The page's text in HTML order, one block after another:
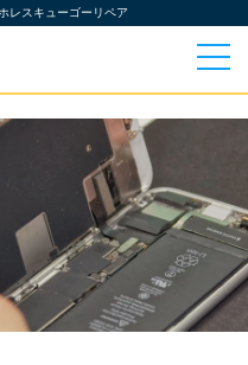
レスキューゴーリペア